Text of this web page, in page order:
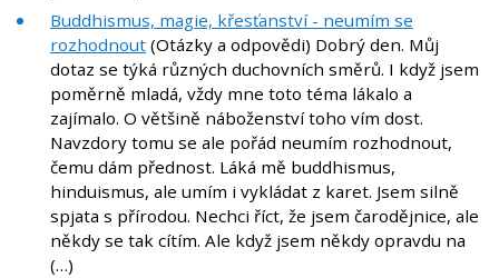
Buddhismus, magie, křesťanství - neumím se
rozhodnout (Otázky a odpovědi) Dobrý den. Můj
dotaz se týká různých duchovních směrů. I když jsem
poměrně mladá, vždy mne toto téma lákalo a
zajímalo. O většině náboženství toho vím dost.
Navzdory tomu se ale pořád neumím rozhodnout,
čemu dám přednost. Láká mě buddhismus,
hinduismus, ale umím i vykládat z karet. Jsem silně
spjata s přírodou. Nechci říct, že jsem čarodějnice, ale
někdy se tak cítím. Ale když jsem někdy opravdu na
(…)